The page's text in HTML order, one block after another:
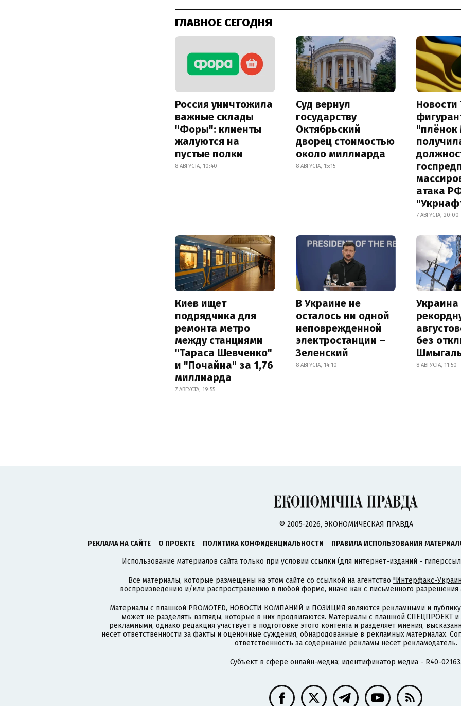
ГЛАВНОЕ СЕГОДНЯ
Россия уничтожила
важные склады
"Форы": клиенты
жалуются на
пустые полки
8 АВГУСТА, 10:40
Суд вернул
государству
Октябрьский
дворец стоимостью
около миллиарда
8 АВГУСТА, 15:15
Новости
атака
7 АВГУСТА, 20:00
Киев ищет
подрядчика для
ремонта метро
между станциями
"Тараса Шевченко"
и "Почайна" за 1,76
миллиарда
7 АВГУСТА, 19:55
В Украине не
осталось ни одной
неповрежденной
электростанции –
Зеленский
8 АВГУСТА, 14:10
без
8 АВГУСТА, 11:50
© 2005-2026, ЭКОНОМИЧЕСКАЯ ПРАВДА
РЕКЛАМА НА САЙТЕ О ПРОЕКТЕ ПОЛИТИКА КОНФИДЕНЦИАЛЬНОСТИ ПРАВИЛА ИСПОЛЬЗОВАНИЯ
Использование материалов сайта только при условии ссылки (для интернет-изданий -
Все материалы, которые размещены на этом сайте со ссылкой на агентство "Интерфакс-
воспроизведению и/или распространению в любой форме, иначе как с письменного разрешения
Материалы с плашкой PROMOTED, НОВОСТИ КОМПАНИЙ и ПОЗИЦИЯ являются рекламными и
может не разделять взгляды, которые в них продвигаются. Материалы с плашкой СПЕЦПРОЕКТ
рекламными, однако редакция участвует в подготовке этого контента и разделяет мнения,
несет ответственности за факты и оценочные суждения, обнародованные в рекламных материалах.
ответственность за содержание рекламы несет рекламодатель.
Субъект в сфере онлайн-медиа; идентификатор медиа - R40-02163.